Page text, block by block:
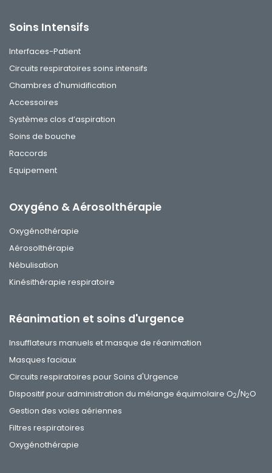
Soins Intensifs
Interfaces-Patient
Circuits respiratoires soins intensifs
Chambres d'humidification
Accessoires
Systèmes clos d’aspiration
Soins de bouche
Raccords
Equipement
Oxygéno & Aérosolthérapie
Oxygénothérapie
Aérosolthérapie
Nébulisation
Kinésithérapie respiratoire
Réanimation et soins d'urgence
Insufflateurs manuels et masque de réanimation
Masques faciaux
Circuits respiratoires pour Soins d'Urgence
Dispositif pour administration du mélange équimolaire O2/N2O
Gestion des voies aériennes
Filtres respiratoires
Oxygénothérapie